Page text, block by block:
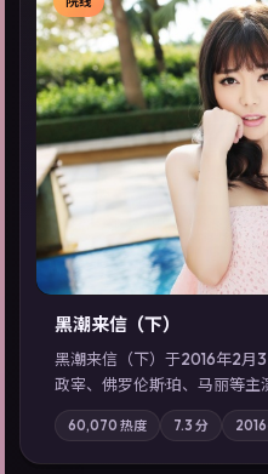
黑潮来信（下）
黑潮来信（下）于2016年2月
政宰、佛罗伦斯·珀、马丽等
霓虹背后，有人用规则改写命
内亦可通过「国产免费观看高
高分佳作，畅享高清在线追剧
60,070 热度 7.3 分